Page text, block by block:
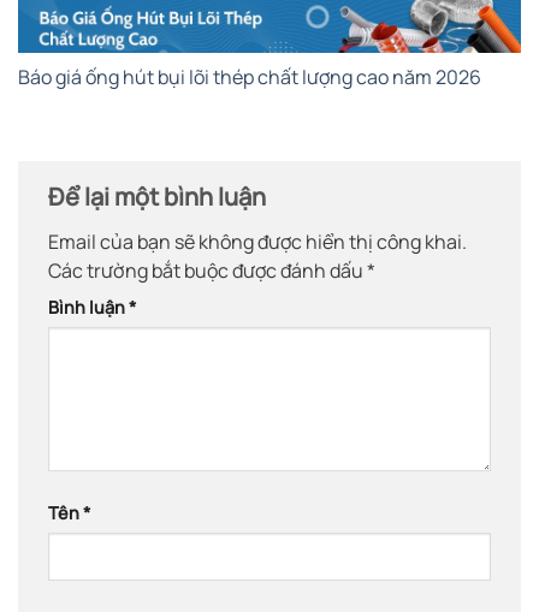
Báo giá ống hút bụi lõi thép chất lượng cao năm 2026
Để lại một bình luận
Email của bạn sẽ không được hiển thị công khai.
Các trường bắt buộc được đánh dấu*
Bình luận*
Tên*